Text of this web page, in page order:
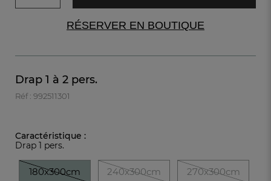
RÉSERVER EN BOUTIQUE
Drap 1 à 2 pers.
Réf : 992511301
Caractéristique :
Drap 1 pers.
180x300cm 240x300cm 270x300cm